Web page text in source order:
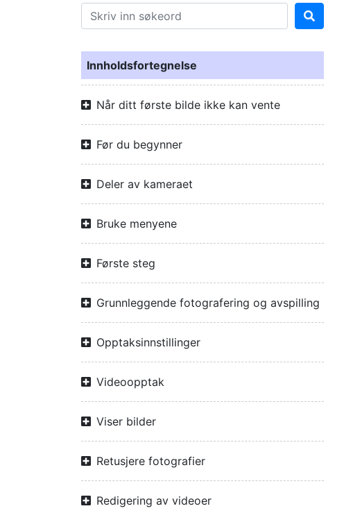
Innholdsfortegnelse
Når ditt første bilde ikke kan vente
Før du begynner
Deler av kameraet
Bruke menyene
Første steg
Grunnleggende fotografering og avspilling
Opptaksinnstillinger
Videoopptak
Viser bilder
Retusjere fotografier
Redigering av videoer